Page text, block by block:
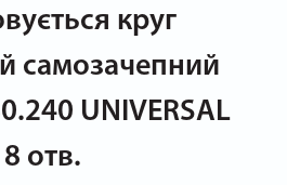
круг
самозачепний
UNIVERSAL
отв.